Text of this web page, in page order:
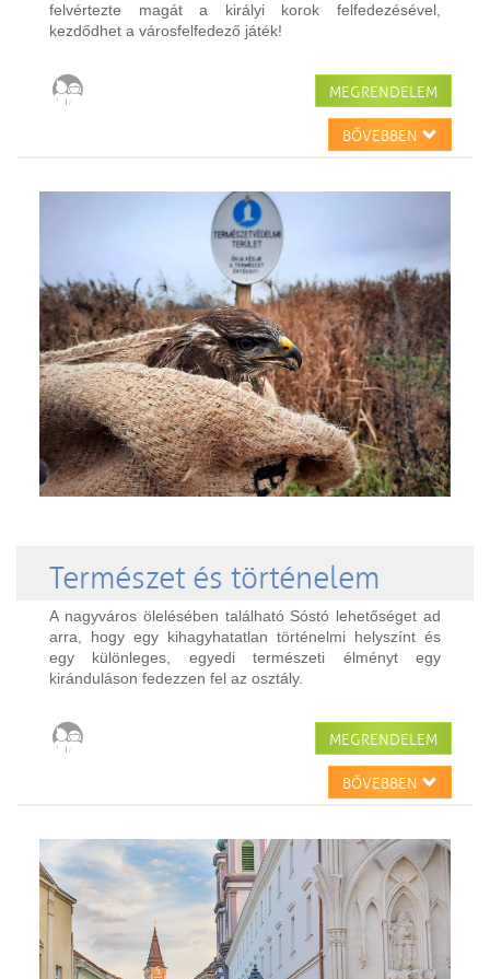
felvértezte magát a királyi korok felfedezésével,
kezdődhet a városfelfedező játék!
MEGRENDELEM
BŐVEBBEN
Természet és történelem
A nagyváros ölelésében található Sóstó lehetőséget ad
arra, hogy egy kihagyhatatlan történelmi helyszínt és
egy különleges, egyedi természeti élményt egy
kiránduláson fedezzen fel az osztály.
MEGRENDELEM
BŐVEBBEN